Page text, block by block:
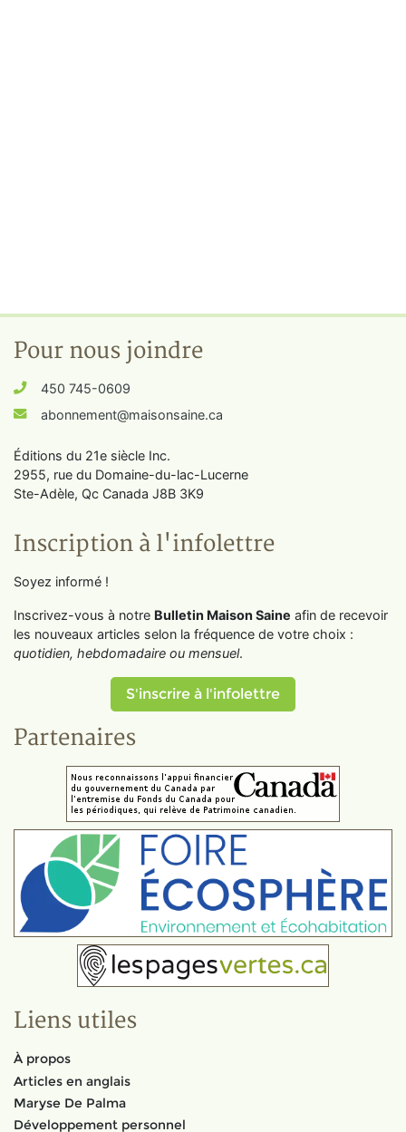
Pour nous joindre
450 745-0609
abonnement@maisonsaine.ca
Éditions du 21e siècle Inc.
2955, rue du Domaine-du-lac-Lucerne
Ste-Adèle, Qc Canada J8B 3K9
Inscription à l'infolettre
Soyez informé !
Inscrivez-vous à notre Bulletin Maison Saine afin de recevoir
les nouveaux articles selon la fréquence de votre choix :
quotidien, hebdomadaire ou mensuel.
S'inscrire à l'infolettre
Partenaires
Liens utiles
À propos
Articles en anglais
Maryse De Palma
Développement personnel